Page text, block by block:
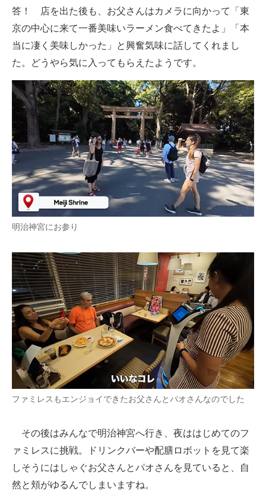
答！ 店を出た後も、お父さんはカメラに向かって「東
京の中心に来て一番美味いラーメン食べてきたよ」「本
当に凄く美味しかった」と興奮気味に話してくれまし
た。どうやら気に入ってもらえたようです。
明治神宮にお参り
ファミレスもエンジョイできたお父さんとパオさんなのでした
その後はみんなで明治神宮へ行き、夜ははじめてのフ
ァミレスに挑戦。ドリンクバーや配膳ロボットを見て楽
しそうにはしゃぐお父さんとパオさんを見ていると、自
然と頬がゆるんでしまいますね。